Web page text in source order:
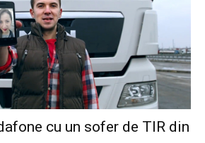
cu un sofer de TIR din